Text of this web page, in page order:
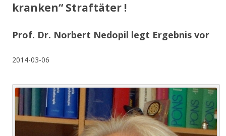
kranken“ Straftäter !
Prof. Dr. Norbert Nedopil legt Ergebnis vor
2014-03-06